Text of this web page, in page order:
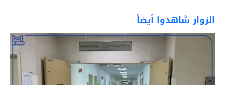
الزوار شاهدوا أيضاً